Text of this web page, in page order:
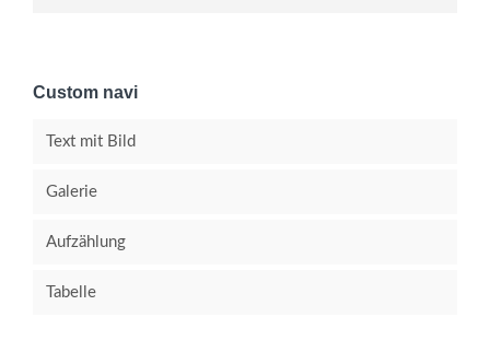
Custom navi
Text mit Bild
Galerie
Aufzählung
Tabelle